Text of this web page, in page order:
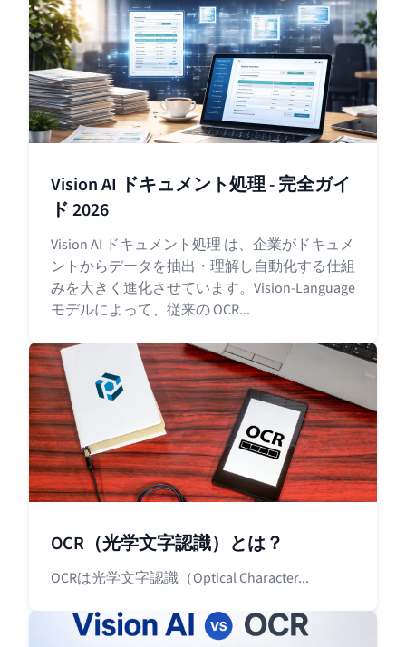
Vision AI ドキュメント処理 - 完全ガイ
ド 2026
Vision AI ドキュメント処理 は、企業がドキュメ
ントからデータを抽出・理解し自動化する仕組
みを大きく進化させています。Vision-Language
モデルによって、従来の OCR...
OCR（光学文字認識）とは？
OCRは光学文字認識（Optical Character...